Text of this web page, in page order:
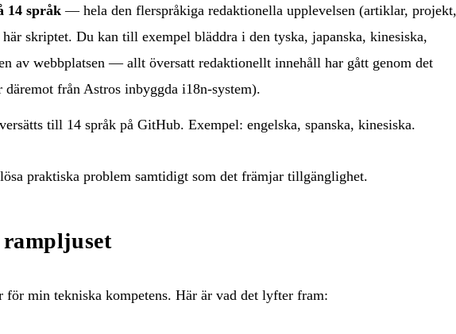
14 språk — hela den flerspråkiga redaktionella upplevelsen (artiklar, projekt,
skriptet. Du kan till exempel bläddra i den tyska, japanska, kinesiska,
av webbplatsen — allt översatt redaktionellt innehåll har gått genom det
däremot från Astros inbyggda i18n-system).
till 14 språk på GitHub. Exempel: engelska, spanska, kinesiska.
praktiska problem samtidigt som det främjar tillgänglighet.
min tekniska kompetens. Här är vad det lyfter fram: